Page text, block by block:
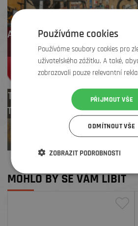
Až 4 % cashback
na další nákup
Test centrum
TREK zdarma
MOHLO BY SE VÁM LÍBIT
Používáme cookies
Používáme soubory cookies pro
uživatelského zážitku. A také,
zobrazovali pouze relevantní
PŘIJMOUT VŠE
ODMÍTNOUT VŠE
ZOBRAZIT PODROBNOSTI